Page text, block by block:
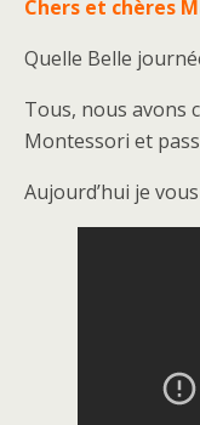
Chers et chères
Quelle Belle
Tous, nous avons
Montessori et
Aujourd’hui je